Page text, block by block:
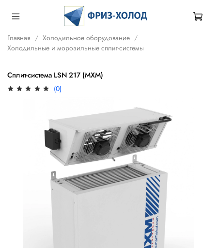
Главная
Холодильное оборудование
Холодильные и морозильные сплит-системы
Сплит-система LSN 217 (МХМ)
(0)